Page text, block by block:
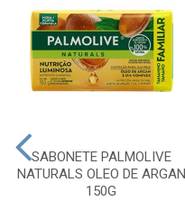
SABONETE PALMOLIVE
NATURALS OLEO DE ARGAN
150G